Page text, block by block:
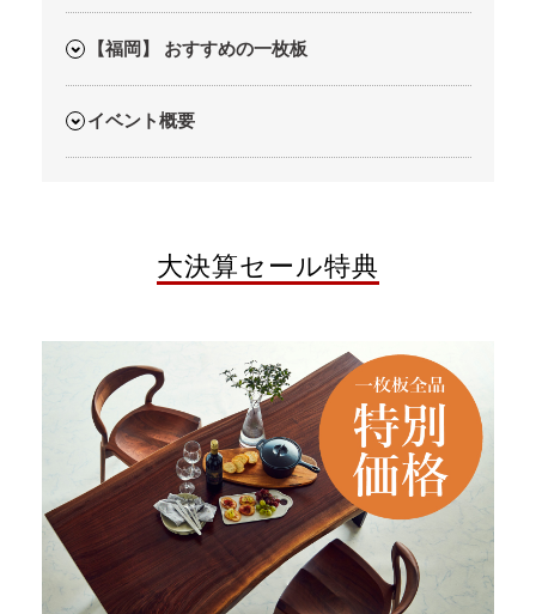
【福岡】 おすすめの一枚板
イベント概要
大決算セール特典